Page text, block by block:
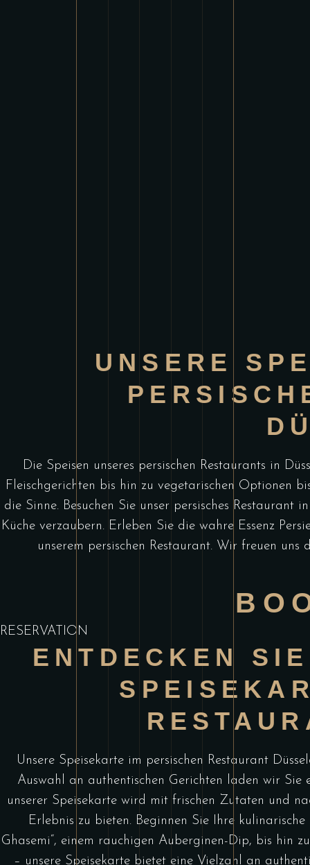
UNSERE
Die Speisen unseres persischen Restaurants in
Fleischgerichten bis hin zu vegetarischen Optionen
die Sinne. Besuchen Sie unser persisches
Küche verzaubern. Erleben Sie die wahre Essenz
unserem persischen Restaurant. Wir freuen
RESERVATION
ENTDECKEN
Unsere Speisekarte im persischen Restaurant
Auswahl an authentischen Gerichten laden wir Sie
unserer Speisekarte wird mit frischen Zutaten und
Erlebnis zu bieten. Beginnen Sie Ihre
Ghasemi“, einem rauchigen Auberginen-Dip, bis hin
– unsere Speisekarte bietet eine Vielzahl an